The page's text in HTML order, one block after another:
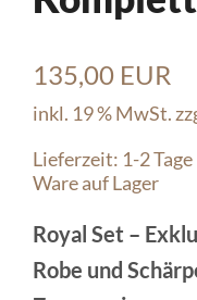
135,00 EUR
inkl. 19 % MwSt.
Lieferzeit: 1-2 Tage
Ware auf Lager
Royal Set –
Robe und